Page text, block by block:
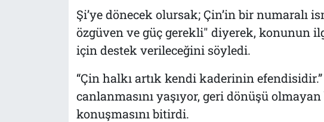
Şi’ye dönecek olursak; Çin’in bir numaralı
özgüven ve güç gerekli" diyerek, konunun
için destek verileceğini söyledi.
“Çin halkı artık kendi kaderinin
canlanmasını yaşıyor, geri dönüşü
konuşmasını bitirdi.